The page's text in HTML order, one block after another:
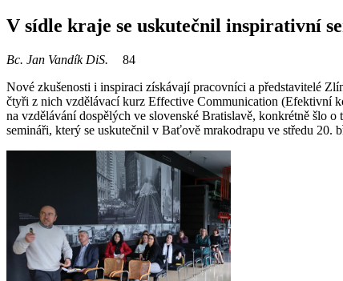
V sídle kraje se uskutečnil inspirativní
Bc. Jan Vandík DiS.
84
Nové zkušenosti i inspiraci získávají pracovníci a představitelé
čtyři z nich vzdělávací kurz Effective Communication (Efektivní
na vzdělávání dospělých ve slovenské Bratislavě, konkrétně šlo
semináři, který se uskutečnil v Baťově mrakodrapu ve středu 20.